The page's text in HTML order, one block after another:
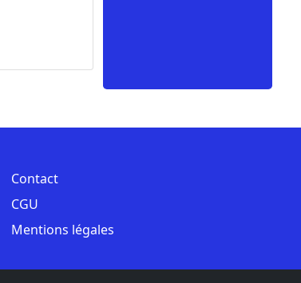
Contact
CGU
Mentions légales